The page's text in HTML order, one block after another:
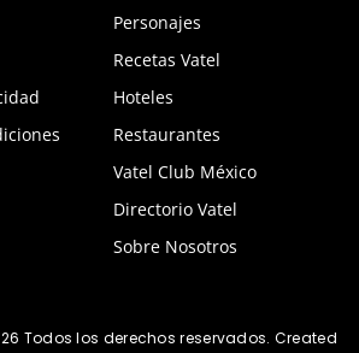
Personajes
Recetas Vatel
Hoteles
Restaurantes
Vatel Club México
Directorio Vatel
Sobre Nosotros
Todos los derechos reservados. Created